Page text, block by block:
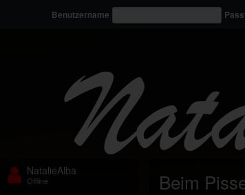
Benutzername
NatalieAlba
Offline Beim